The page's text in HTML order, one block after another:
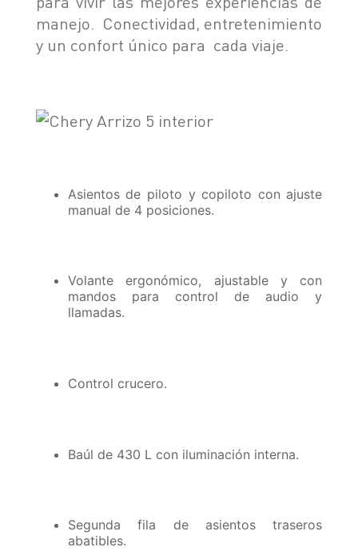
manejo. Conectividad, entretenimiento
y un confort único para cada viaje.
Asientos de piloto y copiloto con ajuste
manual de 4 posiciones.
Volante ergonómico, ajustable y con
mandos para control de audio y
llamadas.
Control crucero.
Baúl de 430 L con iluminación interna.
Segunda fila de asientos traseros
abatibles.